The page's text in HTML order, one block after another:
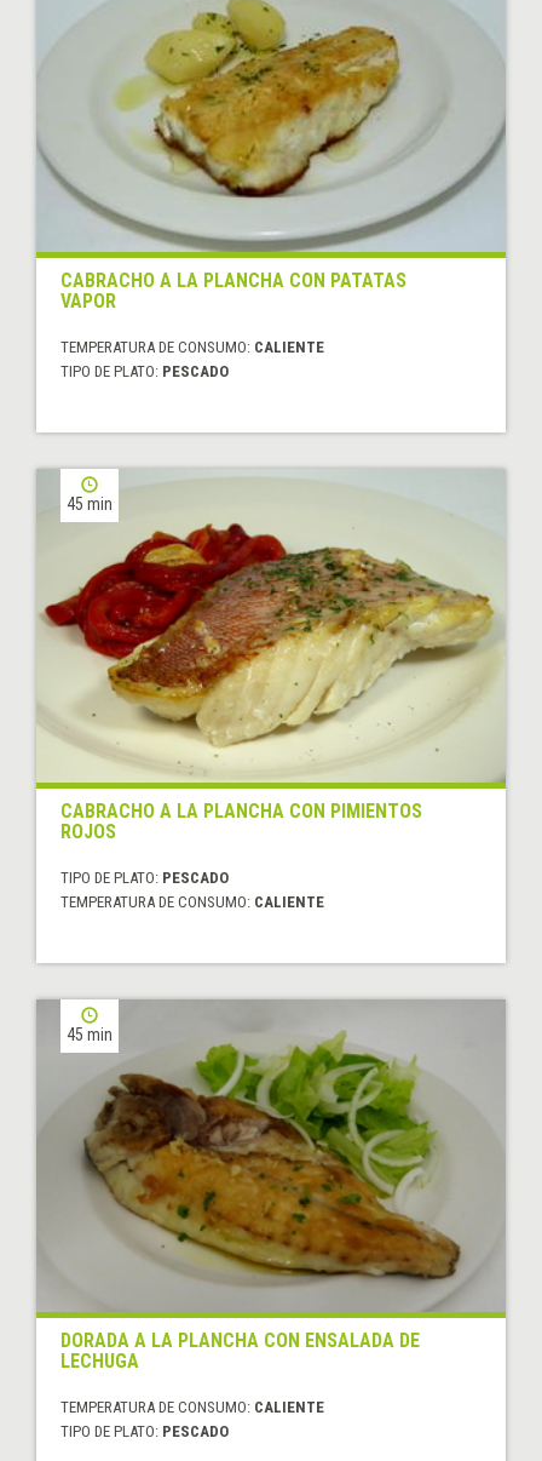
CABRACHO A LA PLANCHA CON PATATAS
VAPOR
TEMPERATURA DE CONSUMO: CALIENTE
TIPO DE PLATO: PESCADO
45 min
CABRACHO A LA PLANCHA CON PIMIENTOS
ROJOS
TIPO DE PLATO: PESCADO
TEMPERATURA DE CONSUMO: CALIENTE
45 min
DORADA A LA PLANCHA CON ENSALADA DE
LECHUGA
TEMPERATURA DE CONSUMO: CALIENTE
TIPO DE PLATO: PESCADO